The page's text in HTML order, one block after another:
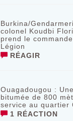
Burkina/
colonel Koudbi
prend le
Légion
RÉAGIR
Ouagadougou :
bitumée de 800
service au quartier
1 RÉACTION